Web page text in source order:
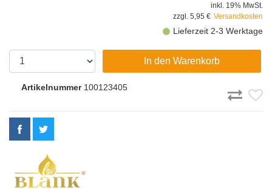
inkl. 19% MwSt.
zzgl. 5,95 € Versandkosten
Lieferzeit 2-3 Werktage
In den Warenkorb
Artikelnummer100123405